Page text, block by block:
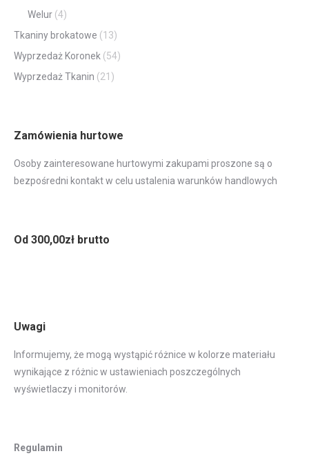
Welur (4)
Tkaniny brokatowe (13)
Wyprzedaż Koronek (54)
Wyprzedaż Tkanin (21)
Zamówienia hurtowe
Osoby zainteresowane hurtowymi zakupami proszone są o
bezpośredni kontakt w celu ustalenia warunków handlowych
Od 300,00zł brutto
Uwagi
Informujemy, że mogą wystąpić różnice w kolorze materiału
wynikające z różnic w ustawieniach poszczególnych
wyświetlaczy i monitorów.
Regulamin